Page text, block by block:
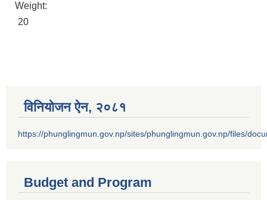
Weight:
20
विनियोजन ऐन‚ २०८१
https://phunglingmun.gov.np/sites/phunglingmun.gov.np/files/
Budget and Program